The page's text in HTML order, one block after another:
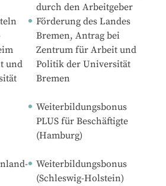
durch den Arbeitgeber
und
Förderung des Landes
Bremen, Antrag bei
Zentrum für Arbeit und
Politik der Universität
Bremen
Weiterbildungsbonus
PLUS für Beschäftigte
(Hamburg)
Weiterbildungsbonus
(Schleswig-Holstein)